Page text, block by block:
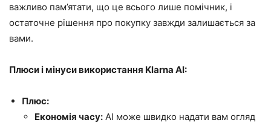
важливо пам’ятати, що це всього лише помічник, і
остаточне рішення про покупку завжди залишається за
вами.
Плюси і мінуси використання Klarna AI:
Плюс:
Економія часу: AI може швидко надати вам огляд